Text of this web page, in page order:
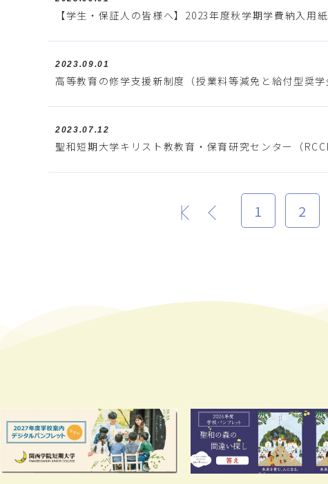
【学生・保証人の皆様へ】2023年度秋学期学費納入用
2023.09.01
高等教育の修学支援新制度（授業料等減免と給付型奨学
2023.07.12
聖和短期大学キリスト教教育・保育研究センター（
最初 1 2